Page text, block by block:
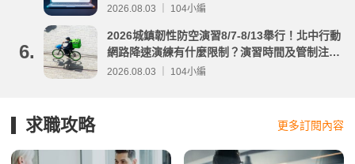
2026.08.03 ｜ 104小編
6.
2026城鎮韌性防空演習8/7-8/13舉行！北中行動
網路降速演練有什麼限制？演習時間及管制注意
事項整理
2026.08.03 ｜ 104小編
求職攻略 更多訂閱內容